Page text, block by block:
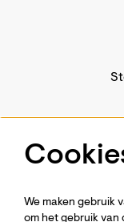
We maken gebruik
om het gebruik van